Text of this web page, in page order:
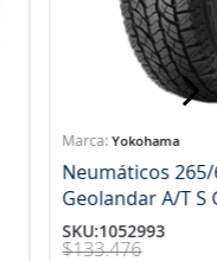
Yokohama
Neumáticos 265/
SKU:1052993
$133.476